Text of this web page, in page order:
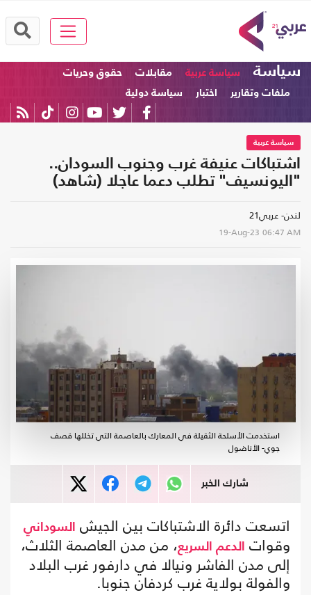
سياسة سياسة عربية مقابلات
حقوق وحريات
ملفات وتقارير
اختبار سياسة دولية
سياسة عربية
اشتباكات عنيفة غرب وجنوب السودان..
"اليونسيف" تطلب دعما عاجلا (شاهد)
لندن- عربي21
19-Aug-23 06:47 AM
استخدمت الأسلحة الثقيلة في المعارك بالعاصمة التي تخللها قصف
جوي- الأناضول
شارك الخبر
اتسعت دائرة الاشتباكات بين الجيش السوداني
وقوات الدعم السريع، من مدن العاصمة الثلاث،
إلى مدن الفاشر ونيالا في دارفور غرب البلاد
والفولة بولاية غرب كردفان جنوبا.